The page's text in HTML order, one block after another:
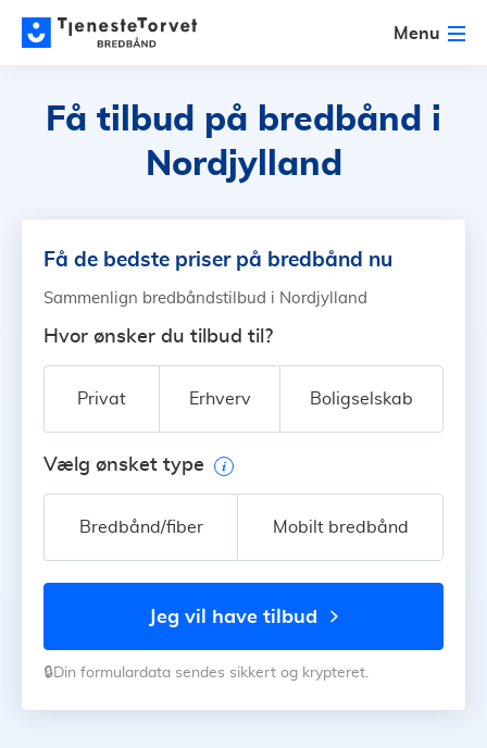
Menu
Få tilbud på bredbånd i
Nordjylland
Få de bedste priser på bredbånd nu
Sammenlign bredbåndstilbud i Nordjylland
Hvor ønsker du tilbud til?
Privat Erhverv Boligselskab
Vælg ønsket type
Bredbånd/fiber Mobilt bredbånd
jeg vil have tilbud
🔒Din formulardata sendes sikkert og krypteret.